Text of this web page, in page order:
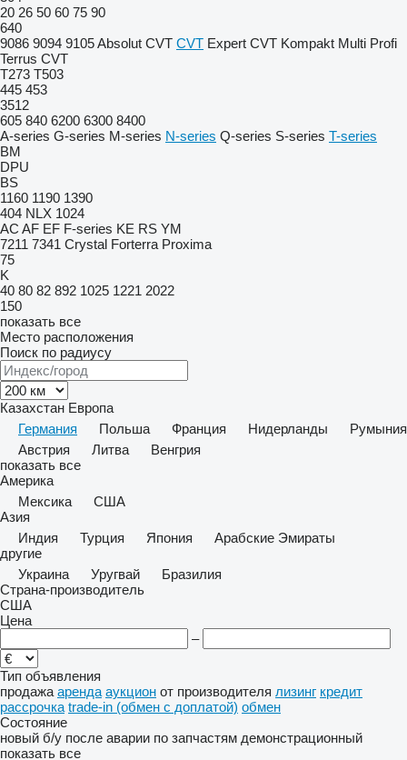
20 26 50 60 75 90
640
9086 9094 9105Absolut CVT CVT Expert CVT Kompakt Multi Profi
Terrus CVT
T273 T503
445 453
3512
605 840 6200 6300 8400
A-series G-series M-series N-series Q-series S-series T-series
BM
DPU
BS
1160 1190 1390
404 NLX 1024
AC AF EF F-series KE RS YM
7211 7341 Crystal Forterra Proxima
75
K
40 80 82 892 1025 1221 2022
150
показать все
Место расположения
Поиск по радиусу
Казахстан Европа
Германия
Польша Франция Нидерланды
Румыния
Австрия
Литва
Венгрия
показать все
Америка
Мексика
США
Азия
Индия
Турция Япония
Арабские Эмираты
другие
Украина
Уругвай
Бразилия
Страна-производитель
США
Цена
–
Тип объявления
продажа аренда аукцион от производителя лизинг кредит
рассрочка trade-in (обмен с доплатой) обмен
Состояние
новый б/у после аварии по запчастям демонстрационный
показать все